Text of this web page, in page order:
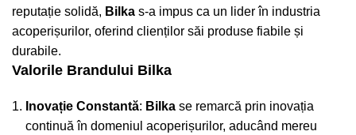
reputație solidă, Bilka s-a impus ca un lider în industria
acoperișurilor, oferind clienților săi produse fiabile și
durabile.
Valorile Brandului Bilka
Inovație Constantă: Bilka se remarcă prin inovația
continuă în domeniul acoperișurilor, aducând mereu